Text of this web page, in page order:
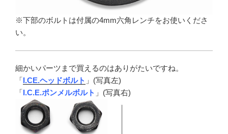
※下部のボルトは付属の4mm六角レンチをお使いくださ
い。
細かいパーツまで買えるのはありがたいですね。
「I.CE.ヘッドボルト 」(写真左)
「I.C.E.ポンメルボルト 」(写真右)